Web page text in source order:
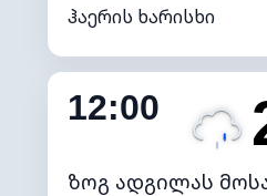
ჰაერის ხარისხი
შიდა ტენიანობა
ნამის წერტილი
განათების ინდექსი
12:00
ზოგ ადგილას